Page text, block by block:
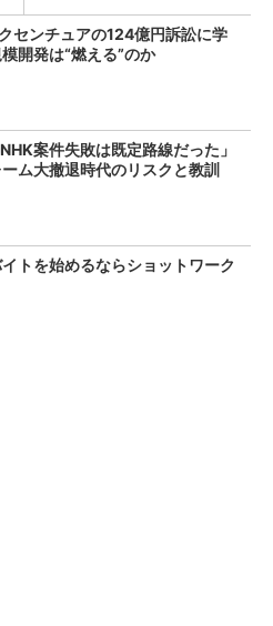
センチュアの124億円訴訟に学
開発は“燃える”のか
案件失敗は既定路線だった」
ム大撤退時代のリスクと教訓
トを始めるならショットワーク